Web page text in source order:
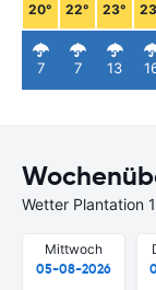
20°
7
22°
7
23°
13
Wetter Plantation
Mittwoch
05-08-2026